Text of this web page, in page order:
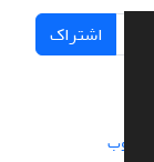
اشتراک
سیناوب